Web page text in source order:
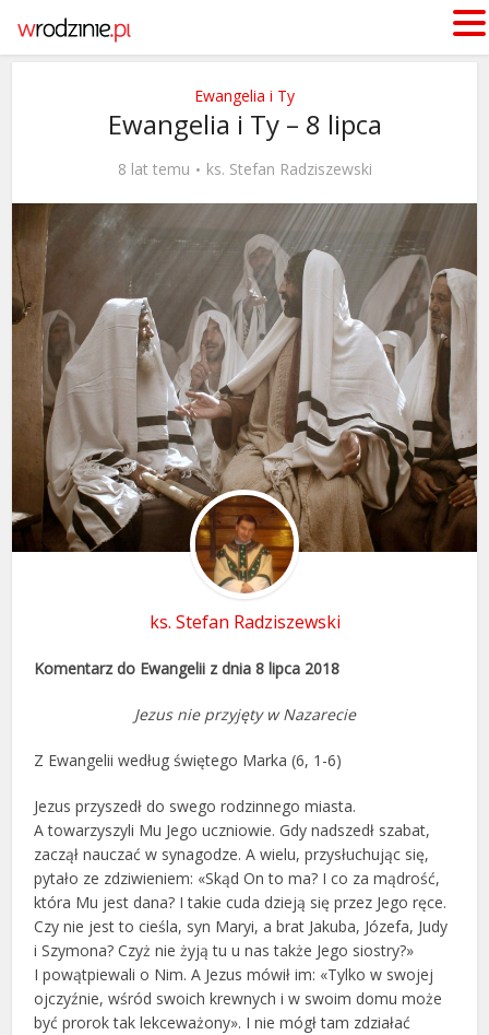
Ewangelia i Ty
Ewangelia i Ty – 8 lipca
8 lat temu ks. Stefan Radziszewski
ks. Stefan Radziszewski
Komentarz do Ewangelii z dnia 8 lipca 2018
Jezus nie przyjęty w Nazarecie
Z Ewangelii według świętego Marka (6, 1-6)
Jezus przyszedł do swego rodzinnego miasta.
A towarzyszyli Mu Jego uczniowie. Gdy nadszedł szabat,
zaczął nauczać w synagodze. A wielu, przysłuchując się,
pytało ze zdziwieniem: «Skąd On to ma? I co za mądrość,
która Mu jest dana? I takie cuda dzieją się przez Jego ręce.
Czy nie jest to cieśla, syn Maryi, a brat Jakuba, Józefa, Judy
i Szymona? Czyż nie żyją tu u nas także Jego siostry?»
I powątpiewali o Nim. A Jezus mówił im: «Tylko w swojej
ojczyźnie, wśród swoich krewnych i w swoim domu może
być prorok tak lekceważony». I nie mógł tam zdziałać